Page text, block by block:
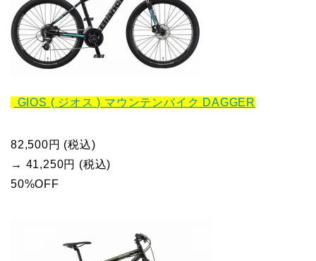
GIOS ( ジオス ) マウンテンバイク DAGGER
82,500円 (税込)
→ 41,250円 (税込)
50%OFF